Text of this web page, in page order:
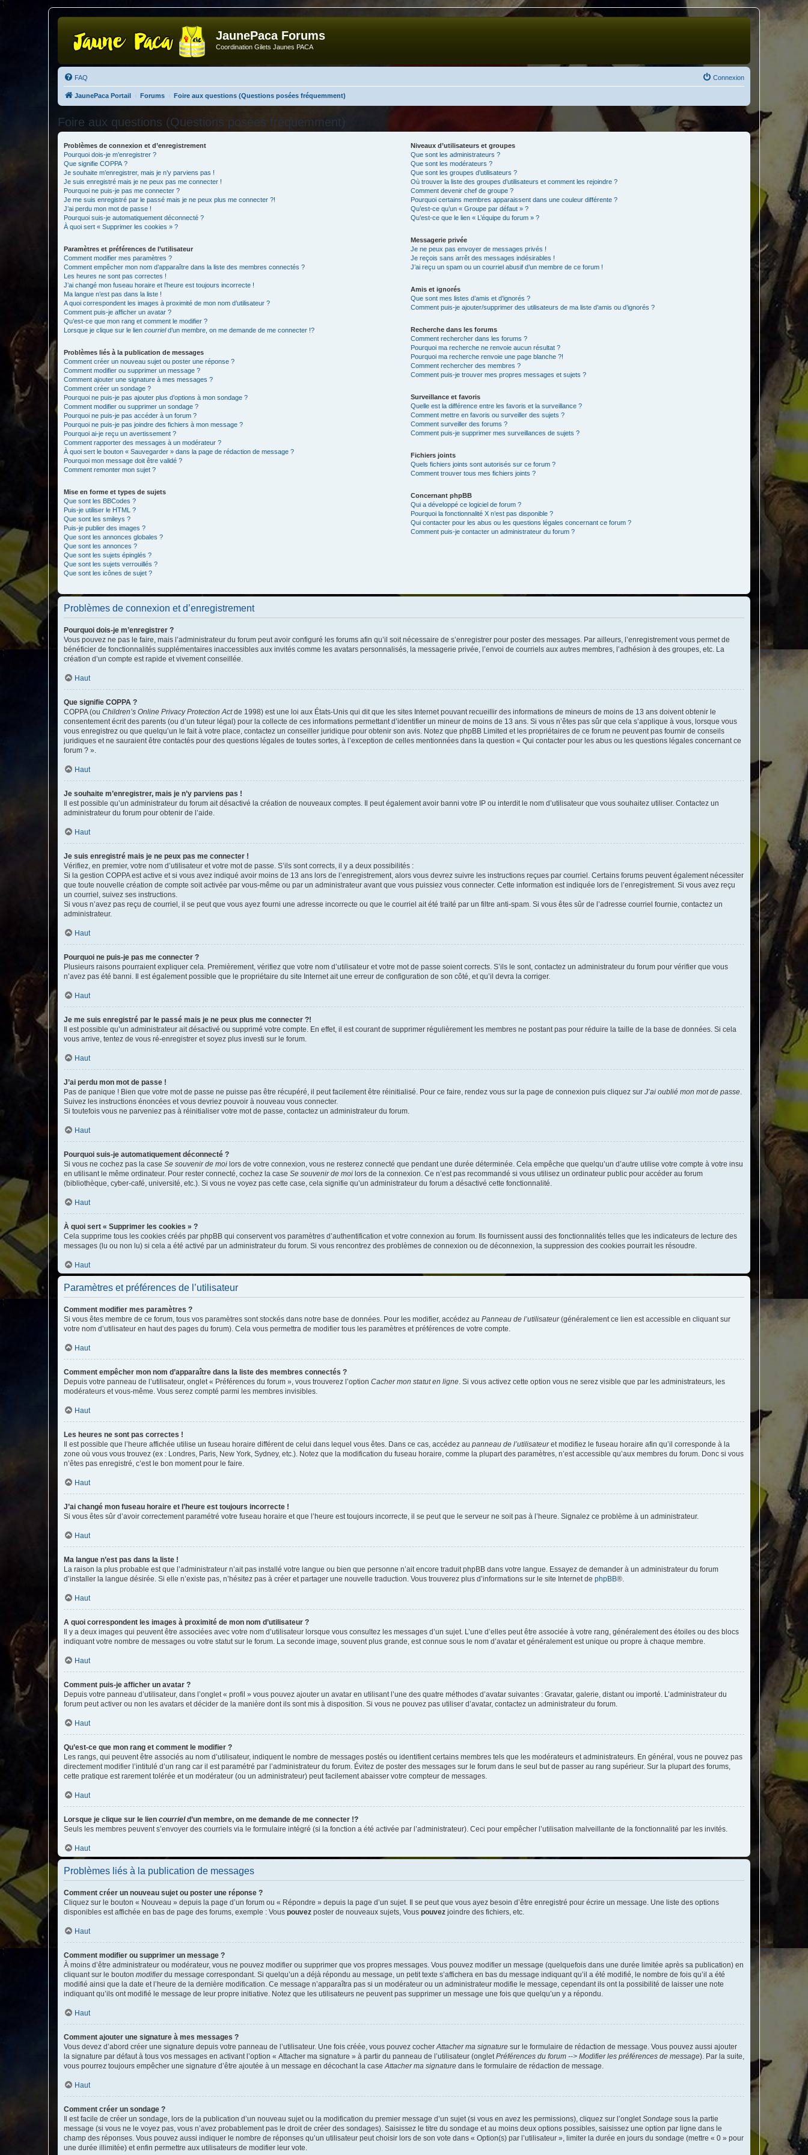
JaunePaca Forums
Coordination Gilets Jaunes PACA
FAQ Connexion
JaunePaca Portail Forums Foire aux questions (Questions posées fréquemment)
Foire aux questions (Questions posées fréquemment)
Problèmes de connexion et d’enregistrement
Pourquoi dois-je m’enregistrer ?
Que signifie COPPA ?
Je souhaite m’enregistrer, mais je n’y parviens pas !
Je suis enregistré mais je ne peux pas me connecter !
Pourquoi ne puis-je pas me connecter ?
Je me suis enregistré par le passé mais je ne peux plus me connecter ?!
J’ai perdu mon mot de passe !
Pourquoi suis-je automatiquement déconnecté ?
À quoi sert « Supprimer les cookies » ?
Paramètres et préférences de l’utilisateur
Comment modifier mes paramètres ?
Comment empêcher mon nom d’apparaître dans la liste des membres connectés ?
Les heures ne sont pas correctes !
J’ai changé mon fuseau horaire et l’heure est toujours incorrecte !
Ma langue n’est pas dans la liste !
A quoi correspondent les images à proximité de mon nom d’utilisateur ?
Comment puis-je afficher un avatar ?
Qu’est-ce que mon rang et comment le modifier ?
Lorsque je clique sur le lien courrield’un membre, on me demande de me connecter !?
Problèmes liés à la publication de messages
Comment créer un nouveau sujet ou poster une réponse ?
Comment modifier ou supprimer un message ?
Comment ajouter une signature à mes messages ?
Comment créer un sondage ?
Pourquoi ne puis-je pas ajouter plus d’options à mon sondage ?
Comment modifier ou supprimer un sondage ?
Pourquoi ne puis-je pas accéder à un forum ?
Pourquoi ne puis-je pas joindre des fichiers à mon message ?
Pourquoi ai-je reçu un avertissement ?
Comment rapporter des messages à un modérateur ?
À quoi sert le bouton « Sauvegarder » dans la page de rédaction de message ?
Pourquoi mon message doit être validé ?
Comment remonter mon sujet ?
Mise en forme et types de sujets
Que sont les BBCodes ?
Puis-je utiliser le HTML ?
Que sont les smileys ?
Puis-je publier des images ?
Que sont les annonces globales ?
Que sont les annonces ?
Que sont les sujets épinglés ?
Que sont les sujets verrouillés ?
Que sont les icônes de sujet ?
Niveaux d’utilisateurs et groupes
Que sont les administrateurs ?
Que sont les modérateurs ?
Que sont les groupes d’utilisateurs ?
Où trouver la liste des groupes d’utilisateurs et comment les rejoindre ?
Comment devenir chef de groupe ?
Pourquoi certains membres apparaissent dans une couleur différente ?
Qu’est-ce qu’un « Groupe par défaut » ?
Qu’est-ce que le lien « L’équipe du forum » ?
Messagerie privée
Je ne peux pas envoyer de messages privés !
Je reçois sans arrêt des messages indésirables !
J’ai reçu un spam ou un courriel abusif d’un membre de ce forum !
Amis et ignorés
Que sont mes listes d’amis et d’ignorés ?
Comment puis-je ajouter/supprimer des utilisateurs de ma liste d’amis ou d’ignorés ?
Recherche dans les forums
Comment rechercher dans les forums ?
Pourquoi ma recherche ne renvoie aucun résultat ?
Pourquoi ma recherche renvoie une page blanche ?!
Comment rechercher des membres ?
Comment puis-je trouver mes propres messages et sujets ?
Surveillance et favoris
Quelle est la différence entre les favoris et la surveillance ?
Comment mettre en favoris ou surveiller des sujets ?
Comment surveiller des forums ?
Comment puis-je supprimer mes surveillances de sujets ?
Fichiers joints
Quels fichiers joints sont autorisés sur ce forum ?
Comment trouver tous mes fichiers joints ?
Concernant phpBB
Qui a développé ce logiciel de forum ?
Pourquoi la fonctionnalité X n’est pas disponible ?
Qui contacter pour les abus ou les questions légales concernant ce forum ?
Comment puis-je contacter un administrateur du forum ?
Problèmes de connexion et d’enregistrement
Pourquoi dois-je m’enregistrer ?
Vous pouvez ne pas le faire, mais l’administrateur du forum peut avoir configuré les forums afin qu’il soit nécessaire de s’enregistrer pour poster des messages. Par ailleurs, l’enregistrement vous permet de
bénéficier de fonctionnalités supplémentaires inaccessibles aux invités comme les avatars personnalisés, la messagerie privée, l’envoi de courriels aux autres membres, l’adhésion à des groupes, etc. La
création d’un compte est rapide et vivement conseillée.
Haut
Que signifie COPPA ?
COPPA (ou Children’s Online Privacy Protection Actde 1998) est une loi aux États-Unis qui dit que les sites Internet pouvant recueillir des informations de mineurs de moins de 13 ans doivent obtenir le
consentement écrit des parents (ou d’un tuteur légal) pour la collecte de ces informations permettant d’identifier un mineur de moins de 13 ans. Si vous n’êtes pas sûr que cela s’applique à vous, lorsque vous
vous enregistrez ou que quelqu’un le fait à votre place, contactez un conseiller juridique pour obtenir son avis. Notez que phpBB Limited et les propriétaires de ce forum ne peuvent pas fournir de conseils
juridiques et ne sauraient être contactés pour des questions légales de toutes sortes, à l’exception de celles mentionnées dans la question « Qui contacter pour les abus ou les questions légales concernant ce
forum ? ».
Haut
Je souhaite m’enregistrer, mais je n’y parviens pas !
Il est possible qu’un administrateur du forum ait désactivé la création de nouveaux comptes. Il peut également avoir banni votre IP ou interdit le nom d’utilisateur que vous souhaitez utiliser. Contactez un
administrateur du forum pour obtenir de l’aide.
Haut
Je suis enregistré mais je ne peux pas me connecter !
Vérifiez, en premier, votre nom d’utilisateur et votre mot de passe. S’ils sont corrects, il y a deux possibilités :
Si la gestion COPPA est active et si vous avez indiqué avoir moins de 13 ans lors de l’enregistrement, alors vous devrez suivre les instructions reçues par courriel. Certains forums peuvent également nécessiter
que toute nouvelle création de compte soit activée par vous-même ou par un administrateur avant que vous puissiez vous connecter. Cette information est indiquée lors de l’enregistrement. Si vous avez reçu
un courriel, suivez ses instructions.
Si vous n’avez pas reçu de courriel, il se peut que vous ayez fourni une adresse incorrecte ou que le courriel ait été traité par un filtre anti-spam. Si vous êtes sûr de l’adresse courriel fournie, contactez un
administrateur.
Haut
Pourquoi ne puis-je pas me connecter ?
Plusieurs raisons pourraient expliquer cela. Premièrement, vérifiez que votre nom d’utilisateur et votre mot de passe soient corrects. S’ils le sont, contactez un administrateur du forum pour vérifier que vous
n’avez pas été banni. Il est également possible que le propriétaire du site Internet ait une erreur de configuration de son côté, et qu’il devra la corriger.
Haut
Je me suis enregistré par le passé mais je ne peux plus me connecter ?!
Il est possible qu’un administrateur ait désactivé ou supprimé votre compte. En effet, il est courant de supprimer régulièrement les membres ne postant pas pour réduire la taille de la base de données. Si cela
vous arrive, tentez de vous ré-enregistrer et soyez plus investi sur le forum.
Haut
J’ai perdu mon mot de passe !
Pas de panique ! Bien que votre mot de passe ne puisse pas être récupéré, il peut facilement être réinitialisé. Pour ce faire, rendez vous sur la page de connexion puis cliquez sur J’ai oublié mon mot de passe
Suivez les instructions énoncées et vous devriez pouvoir à nouveau vous connecter.
Si toutefois vous ne parveniez pas à réinitialiser votre mot de passe, contactez un administrateur du forum.
Haut
Pourquoi suis-je automatiquement déconnecté ?
Si vous ne cochez pas la case Se souvenir de moi lors de votre connexion, vous ne resterez connecté que pendant une durée déterminée. Cela empêche que quelqu’un d’autre utilise votre compte à votre insu
en utilisant le même ordinateur. Pour rester connecté, cochez la case Se souvenir de moi lors de la connexion. Ce n’est pas recommandé si vous utilisez un ordinateur public pour accéder au forum
(bibliothèque, cyber-café, université, etc.). Si vous ne voyez pas cette case, cela signifie qu’un administrateur du forum a désactivé cette fonctionnalité.
Haut
À quoi sert « Supprimer les cookies » ?
Cela supprime tous les cookies créés par phpBB qui conservent vos paramètres d’authentification et votre connexion au forum. Ils fournissent aussi des fonctionnalités telles que les indicateurs de lecture des
messages (lu ou non lu) si cela a été activé par un administrateur du forum. Si vous rencontrez des problèmes de connexion ou de déconnexion, la suppression des cookies pourrait les résoudre.
Haut
Paramètres et préférences de l’utilisateur
Comment modifier mes paramètres ?
Si vous êtes membre de ce forum, tous vos paramètres sont stockés dans notre base de données. Pour les modifier, accédez au Panneau de l’utilisateur(généralement ce lien est accessible en cliquant sur
votre nom d’utilisateur en haut des pages du forum). Cela vous permettra de modifier tous les paramètres et préférences de votre compte.
Haut
Comment empêcher mon nom d’apparaître dans la liste des membres connectés ?
Depuis votre panneau de l’utilisateur, onglet « Préférences du forum », vous trouverez l’option Cacher mon statut en ligne . Si vous activez cette option vous ne serez visible que par les administrateurs, les
modérateurs et vous-même. Vous serez compté parmi les membres invisibles.
Haut
Les heures ne sont pas correctes !
Il est possible que l’heure affichée utilise un fuseau horaire différent de celui dans lequel vous êtes. Dans ce cas, accédez au panneau de l’utilisateuret modifiez le fuseau horaire afin qu’il corresponde à la
zone où vous vous trouvez (ex : Londres, Paris, New York, Sydney, etc.). Notez que la modification du fuseau horaire, comme la plupart des paramètres, n’est accessible qu’aux membres du forum. Donc si vous
n’êtes pas enregistré, c’est le bon moment pour le faire.
Haut
J’ai changé mon fuseau horaire et l’heure est toujours incorrecte !
Si vous êtes sûr d’avoir correctement paramétré votre fuseau horaire et que l’heure est toujours incorrecte, il se peut que le serveur ne soit pas à l’heure. Signalez ce problème à un administrateur.
Haut
Ma langue n’est pas dans la liste !
La raison la plus probable est que l’administrateur n’ait pas installé votre langue ou bien que personne n’ait encore traduit phpBB dans votre langue. Essayez de demander à un administrateur du forum
d’installer la langue désirée. Si elle n’existe pas, n’hésitez pas à créer et partager une nouvelle traduction. Vous trouverez plus d’informations sur le site Internet de phpBB®.
Haut
A quoi correspondent les images à proximité de mon nom d’utilisateur ?
Il y a deux images qui peuvent être associées avec votre nom d’utilisateur lorsque vous consultez les messages d’un sujet. L’une d’elles peut être associée à votre rang, généralement des étoiles ou des blocs
indiquant votre nombre de messages ou votre statut sur le forum. La seconde image, souvent plus grande, est connue sous le nom d’avatar et généralement est unique ou propre à chaque membre.
Haut
Comment puis-je afficher un avatar ?
Depuis votre panneau d’utilisateur, dans l’onglet « profil » vous pouvez ajouter un avatar en utilisant l’une des quatre méthodes d’avatar suivantes : Gravatar, galerie, distant ou importé. L’administrateur du
forum peut activer ou non les avatars et décider de la manière dont ils sont mis à disposition. Si vous ne pouvez pas utiliser d’avatar, contactez un administrateur du forum.
Haut
Qu’est-ce que mon rang et comment le modifier ?
Les rangs, qui peuvent être associés au nom d’utilisateur, indiquent le nombre de messages postés ou identifient certains membres tels que les modérateurs et administrateurs. En général, vous ne pouvez pas
directement modifier l’intitulé d’un rang car il est paramétré par l’administrateur du forum. Évitez de poster des messages sur le forum dans le seul but de passer au rang supérieur. Sur la plupart des forums,
cette pratique est rarement tolérée et un modérateur (ou un administrateur) peut facilement abaisser votre compteur de messages.
Haut
Lorsque je clique sur le lien courrield’un membre, on me demande de me connecter !?
Seuls les membres peuvent s’envoyer des courriels via le formulaire intégré (si la fonction a été activée par l’administrateur). Ceci pour empêcher l’utilisation malveillante de la fonctionnalité par les invités.
Haut
Problèmes liés à la publication de messages
Comment créer un nouveau sujet ou poster une réponse ?
Cliquez sur le bouton « Nouveau » depuis la page d’un forum ou « Répondre » depuis la page d’un sujet. Il se peut que vous ayez besoin d’être enregistré pour écrire un message. Une liste des options
disponibles est affichée en bas de page des forums, exemple : Vous pouvez poster de nouveaux sujets, Vous pouvez joindre des fichiers, etc.
Haut
Comment modifier ou supprimer un message ?
À moins d’être administrateur ou modérateur, vous ne pouvez modifier ou supprimer que vos propres messages. Vous pouvez modifier un message (quelquefois dans une durée limitée après sa publication) en
cliquant sur le bouton modifierdu message correspondant. Si quelqu’un a déjà répondu au message, un petit texte s’affichera en bas du message indiquant qu’il a été modifié, le nombre de fois qu’il a été
modifié ainsi que la date et l’heure de la dernière modification. Ce message n’apparaîtra pas si un modérateur ou un administrateur modifie le message, cependant ils ont la possibilité de laisser une note
indiquant qu’ils ont modifié le message de leur propre initiative. Notez que les utilisateurs ne peuvent pas supprimer un message une fois que quelqu’un y a répondu.
Haut
Comment ajouter une signature à mes messages ?
Vous devez d’abord créer une signature depuis votre panneau de l’utilisateur. Une fois créée, vous pouvez cocher Attacher ma signature sur le formulaire de rédaction de message. Vous pouvez aussi ajouter
la signature par défaut à tous vos messages en activant l’option « Attacher ma signature » à partir du panneau de l’utilisateur (onglet Préférences du forum --> Modifier les préférences de message). Par la suite,
vous pourrez toujours empêcher une signature d’être ajoutée à un message en décochant la case Attacher ma signature dans le formulaire de rédaction de message.
Haut
Comment créer un sondage ?
Il est facile de créer un sondage, lors de la publication d’un nouveau sujet ou la modification du premier message d’un sujet (si vous en avez les permissions), cliquez sur l’onglet Sondage sous la partie
message (si vous ne le voyez pas, vous n’avez probablement pas le droit de créer des sondages). Saisissez le titre du sondage et au moins deux options possibles, saisissez une option par ligne dans le
champ des réponses. Vous pouvez aussi indiquer le nombre de réponses qu’un utilisateur peut choisir lors de son vote dans « Option(s) par l’utilisateur », limiter la durée en jours du sondage (mettre « 0 » pour
une durée illimitée) et enfin permettre aux utilisateurs de modifier leur vote.